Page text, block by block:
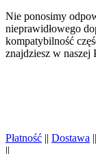
Nie ponosimy
nieprawidłowego
kompatybilność
znajdziesz w
Płatność || Dostawa ||
||